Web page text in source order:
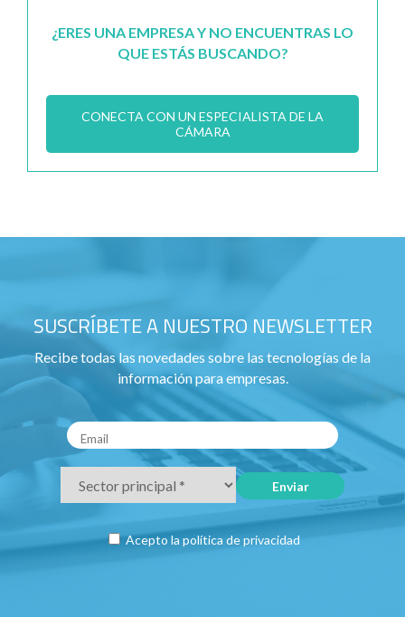
¿ERES UNA EMPRESA Y NO ENCUENTRAS LO
QUE ESTÁS BUSCANDO?
CONECTA CON UN ESPECIALISTA DE LA
CÁMARA
SUSCRÍBETE A NUESTRO NEWSLETTER
Recibe todas las novedades sobre las tecnologías de la
información para empresas.
Acepto la política de privacidad